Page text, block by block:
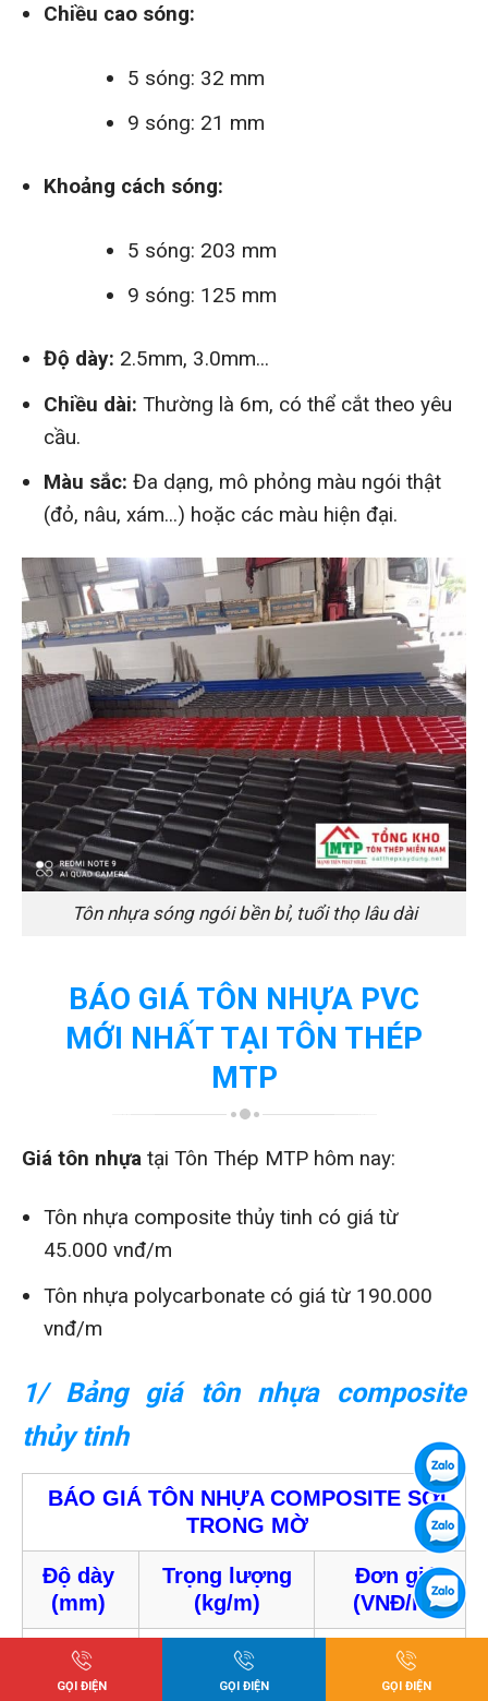
Chiều cao sóng:
5 sóng: 32 mm
9 sóng: 21 mm
Khoảng cách sóng:
5 sóng: 203 mm
9 sóng: 125 mm
Độ dày: 2.5mm, 3.0mm...
Chiều dài: Thường là 6m, có thể cắt theo yêu
cầu.
Màu sắc: Đa dạng, mô phỏng màu ngói thật
(đỏ, nâu, xám...) hoặc các màu hiện đại.
Tôn nhựa sóng ngói bền bỉ, tuổi thọ lâu dài
BÁO GIÁ TÔN NHỰA PVC
MỚI NHẤT TẠI TÔN THÉP
MTP
Giá tôn nhựa tại Tôn Thép MTP hôm nay:
Tôn nhựa composite thủy tinh có giá từ
45.000 vnđ/m
Tôn nhựa polycarbonate có giá từ 190.000
vnđ/m
1/ Bảng giá tôn nhựa composite
thủy tinh
BÁO GIÁ TÔN NHỰA COMPOSITE SỢI
TRONG MỜ
Độ dày
(mm)
Trọng lượng
(kg/m)
Đơn giá
(VNĐ/m)
GỌI ĐIỆN GỌI ĐIỆN GỌI ĐIỆN